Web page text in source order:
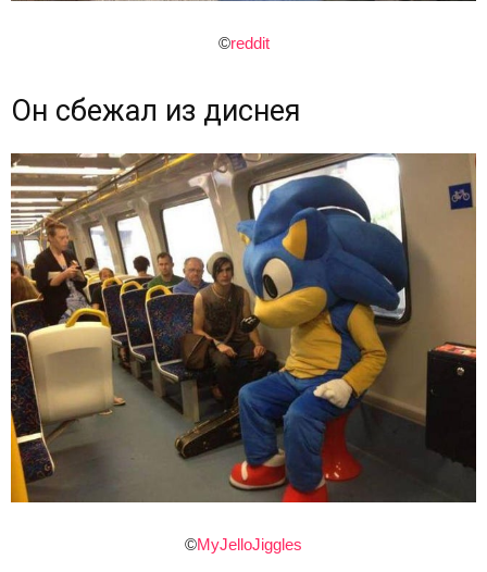
©reddit
Он сбежал из диснея
©MyJelloJiggles